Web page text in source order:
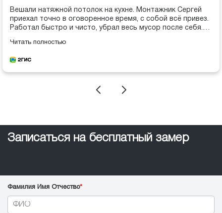
Заказывал остекление веранды. Работа выполнена
аккуратно, материалы качественные. Ценю
отношение к клиенту.
Записаться на бесплатный замер
Фамилия Имя Отчество*